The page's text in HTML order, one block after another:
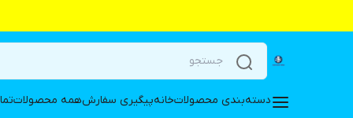
دسته‌بندی محصولاتخانهپیگیری سفارشهمه محصولات